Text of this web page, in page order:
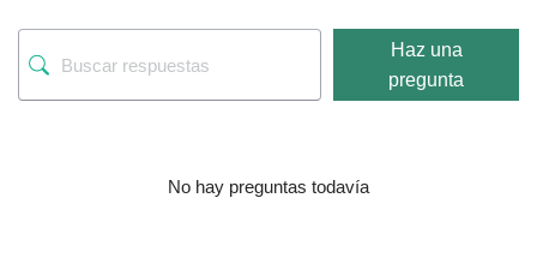
Haz una
pregunta
No hay preguntas todavía